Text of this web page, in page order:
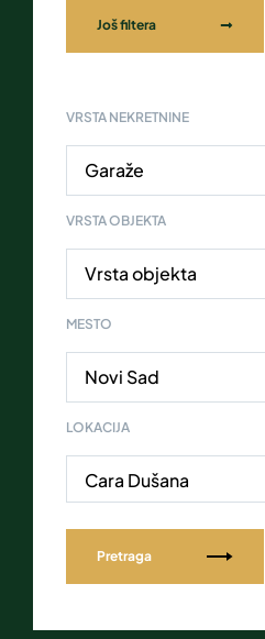
Još filtera
VRSTA NEKRETNINE
VRSTA OBJEKTA
MESTO
LOKACIJA
Cara Dušana
Pretraga